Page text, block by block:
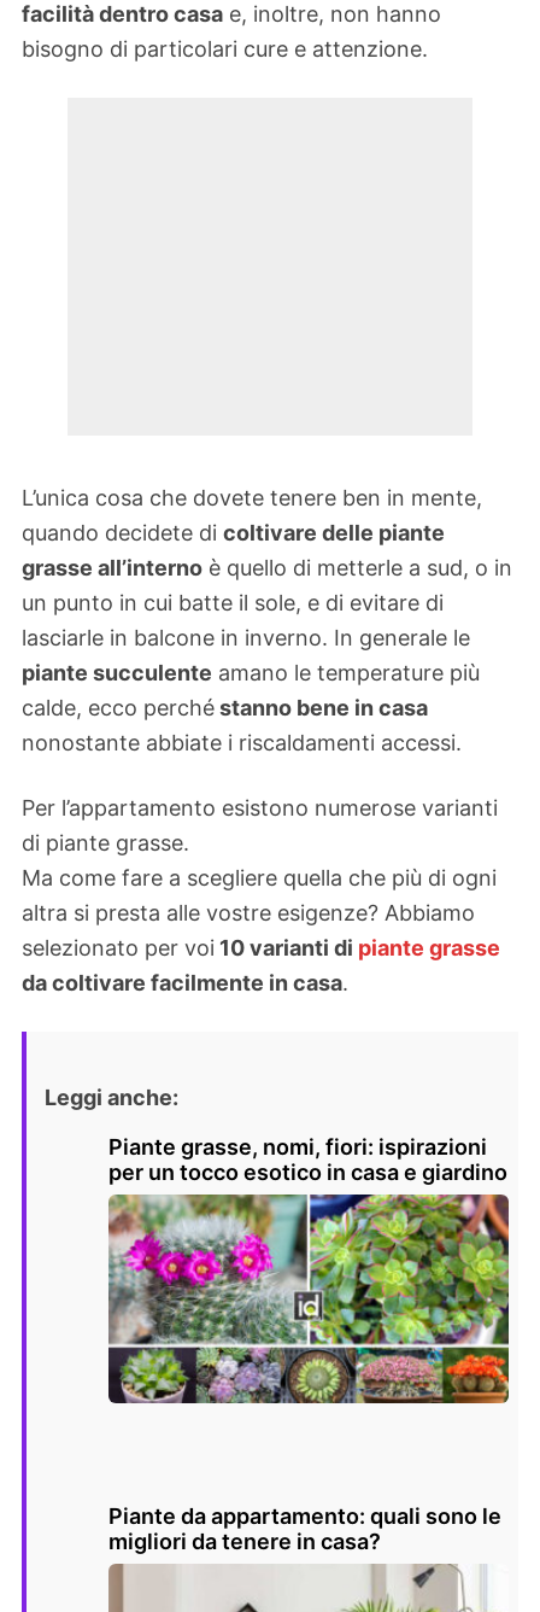
facilità dentro casa e, inoltre, non hanno
bisogno di particolari cure e attenzione.
L’unica cosa che dovete tenere ben in mente,
quando decidete di coltivare delle piante
grasse all’interno è quello di metterle a sud, o in
un punto in cui batte il sole, e di evitare di
lasciarle in balcone in inverno. In generale le
piante succulente amano le temperature più
calde, ecco perchéstanno bene in casa
nonostante abbiate i riscaldamenti accessi.
Per l’appartamento esistono numerose varianti
di piante grasse.
Ma come fare a scegliere quella che più di ogni
altra si presta alle vostre esigenze? Abbiamo
selezionato per voi 10 varianti di piante grasse
da coltivare facilmente in casa.
Leggi anche:
Piante grasse, nomi, fiori: ispirazioni
per un tocco esotico in casa e giardino
Piante da appartamento: quali sono le
migliori da tenere in casa?